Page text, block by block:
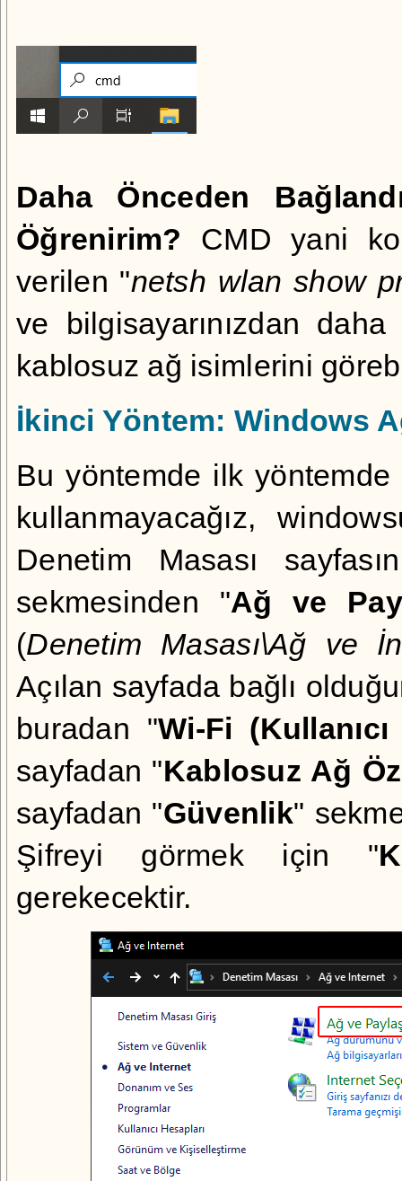
Daha Önceden
Öğrenirim? CMD yani
verilen "netsh wlan show
ve bilgisayarınızdan daha
kablosuz ağ isimlerini
İkinci Yöntem: Windows
Bu yöntemde ilk yöntemde
kullanmayacağız,
Denetim Masası
sekmesinden "Ağ ve
(Denetim Masası\Ağ ve
Açılan sayfada bağlı
buradan "Wi-Fi (Kullanıcı
sayfadan "Kablosuz Ağ
sayfadan "Güvenlik"
Şifreyi görmek için "
gerekecektir.